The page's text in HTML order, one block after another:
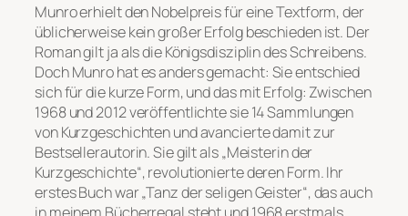
Munro erhielt den Nobelpreis für eine Textform, der
üblicherweise kein großer Erfolg beschieden ist. Der
Roman gilt ja als die Königsdisziplin des Schreibens.
Doch Munro hat es anders gemacht: Sie entschied
sich für die kurze Form, und das mit Erfolg: Zwischen
1968 und 2012 veröffentlichte sie 14 Sammlungen
von Kurzgeschichten und avancierte damit zur
Bestsellerautorin. Sie gilt als „Meisterin der
Kurzgeschichte“, revolutionierte deren Form. Ihr
erstes Buch war „Tanz der seligen Geister“, das auch